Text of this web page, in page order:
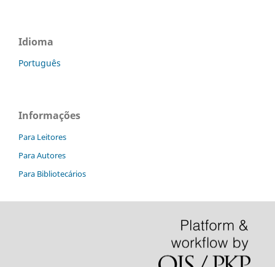
Idioma
Português
Informações
Para Leitores
Para Autores
Para Bibliotecários